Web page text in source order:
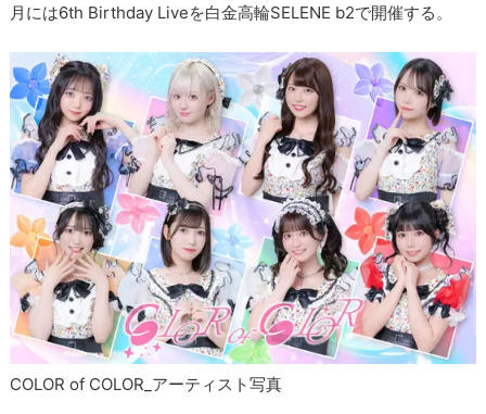
月には6th Birthday Liveを白金高輪SELENE b2で開催する。
COLOR of COLOR_アーティスト写真